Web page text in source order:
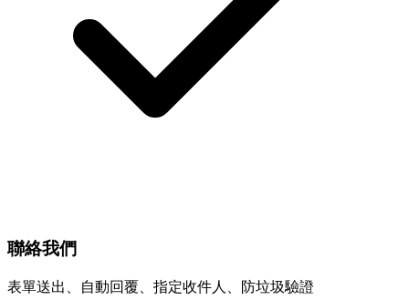
聯絡我們
表單送出、自動回覆、指定收件人、防垃圾驗證